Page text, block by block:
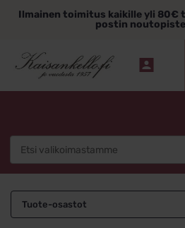
sisältöönIlmainen toimitus kaikille yli 80€
postin
Tuote-osastot